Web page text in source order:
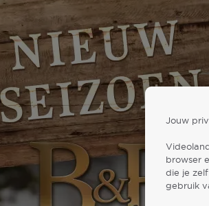
Jouw
browser
die je
gebruik